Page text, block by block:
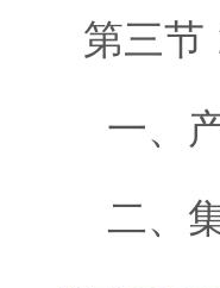
第三节
一、
二、